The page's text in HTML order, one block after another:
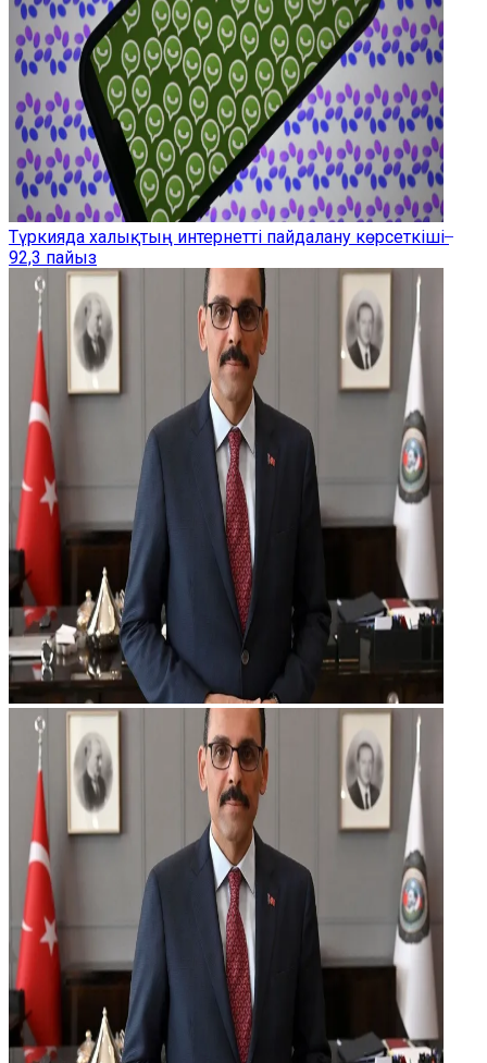
Түркияда халықтың интернетті пайдалану көрсеткіші ̶
92,3 пайыз